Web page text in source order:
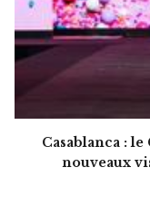
Casablanca :
nouveaux